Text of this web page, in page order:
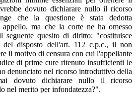
dovuto dichiarare nullo il ricorso
che la questione è stata dedotta
appello, ma che la corte ne ha omesso
seguente quesito di diritto: "costituisce
del disposto dell'art. 112 c.p.c., il non
il motivo di censura con cui l'appellante
di prime cure ritenuto insufficienti le
denunciato nel ricorso introduttivo della
dovuto dichiarare nullo il ricorso
nel merito per infondatezza?".